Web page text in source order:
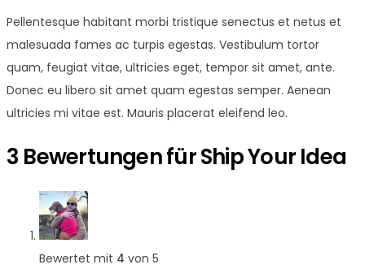
Pellentesque habitant morbi tristique senectus et netus et
malesuada fames ac turpis egestas. Vestibulum tortor
quam, feugiat vitae, ultricies eget, tempor sit amet, ante.
Donec eu libero sit amet quam egestas semper. Aenean
ultricies mi vitae est. Mauris placerat eleifend leo.
3 Bewertungen fürShip Your Idea
Bewertet mit 4 von 5